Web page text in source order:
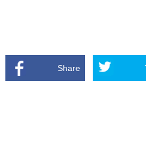
Share